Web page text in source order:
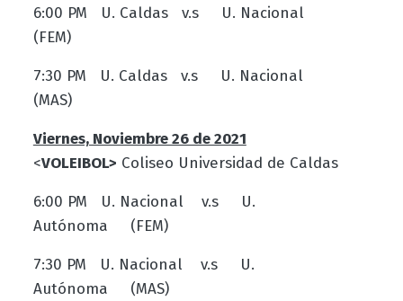
6:00 PM U. Caldas v.s U. Nacional
(FEM)
7:30 PM U. Caldas v.s U. Nacional
(MAS)
Viernes, Noviembre 26 de 2021
<VOLEIBOL> Coliseo Universidad de Caldas
6:00 PM U. Nacional v.s U.
Autónoma (FEM)
7:30 PM U. Nacional v.s U.
Autónoma (MAS)